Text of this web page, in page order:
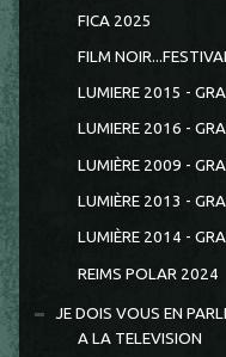
FICA 2025
FILM
LUMIERE 2015 -
LUMIERE 2016 -
LUMIÈRE 2009 -
LUMIÈRE 2013 -
LUMIÈRE 2014 -
REIMS POLAR 2024
JE DOIS VOUS EN
A LA TELEVISION